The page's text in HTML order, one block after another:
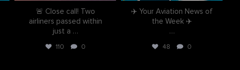
🚨 Close call! Two
airliners passed within
just a …
110 0
✈️ Your Aviation News of
the Week ✈️
…
48 0